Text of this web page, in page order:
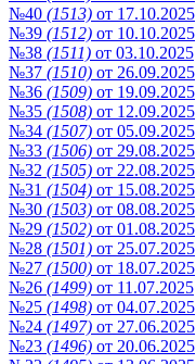
№40 (1513) от 17.10.2025
№39 (1512) от 10.10.2025
№38 (1511) от 03.10.2025
№37 (1510) от 26.09.2025
№36 (1509) от 19.09.2025
№35 (1508) от 12.09.2025
№34 (1507) от 05.09.2025
№33 (1506) от 29.08.2025
№32 (1505) от 22.08.2025
№31 (1504) от 15.08.2025
№30 (1503) от 08.08.2025
№29 (1502) от 01.08.2025
№28 (1501) от 25.07.2025
№27 (1500) от 18.07.2025
№26 (1499) от 11.07.2025
№25 (1498) от 04.07.2025
№24 (1497) от 27.06.2025
№23 (1496) от 20.06.2025